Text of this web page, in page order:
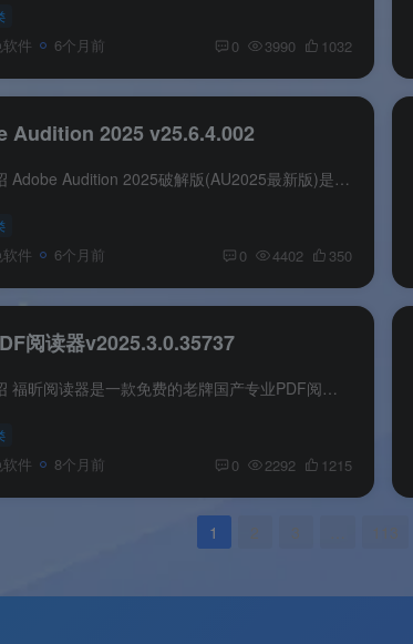
件 6个月前 0 3990 1032
Audition 2025 v25.6.4.002
软件介绍 Adobe Audition 2025破解版(AU2025最新版)是一款专业的音频编辑软件及音频制作软件.Adobe Audition 2025中文破解版具备音频录制,音频编辑,音频混合,音频降噪,音频转码,多轨混音,母带处...
件 6个月前 0 4402 350
阅读器v2025.3.0.35737
软件介绍 福昕阅读器是一款免费的老牌国产专业PDF阅读器，不同于其它轻量级的免费PDF阅读器，它能创建PDF文档、审阅、注释、表单、保护和签名、签署PDF文件、合作与共享及批量打印PDF文件。支持...
件 8个月前 0 2292 1215
1 2 3 113